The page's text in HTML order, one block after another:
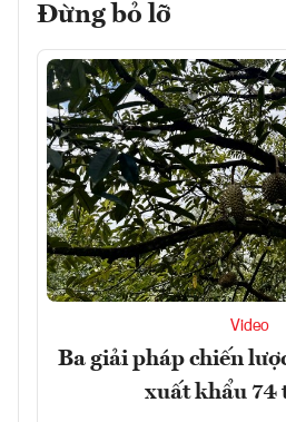
Đừng bỏ lỡ
Video
Ba giải pháp chiến
xuất khẩu 74